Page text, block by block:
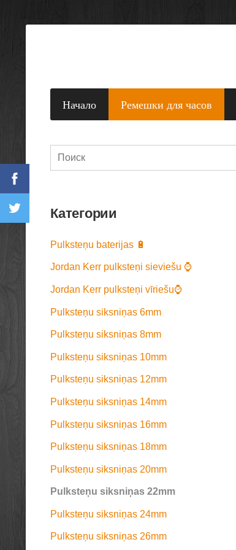
Начало Ремешки для часов
Категории
Pulksteņu baterijas 🔋
Jordan Kerr pulksteņi sieviešu ⌚
Jordan Kerr pulksteņi vīriešu⌚
Pulksteņu siksniņas 6mm
Pulksteņu siksniņas 8mm
Pulksteņu siksniņas 10mm
Pulksteņu siksniņas 12mm
Pulksteņu siksniņas 14mm
Pulksteņu siksniņas 16mm
Pulksteņu siksniņas 18mm
Pulksteņu siksniņas 20mm
Pulksteņu siksniņas 22mm
Pulksteņu siksniņas 24mm
Pulksteņu siksniņas 26mm